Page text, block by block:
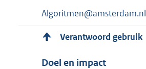
Algoritmen@amsterdam.nl
Verantwoord gebruik
Doel en impact